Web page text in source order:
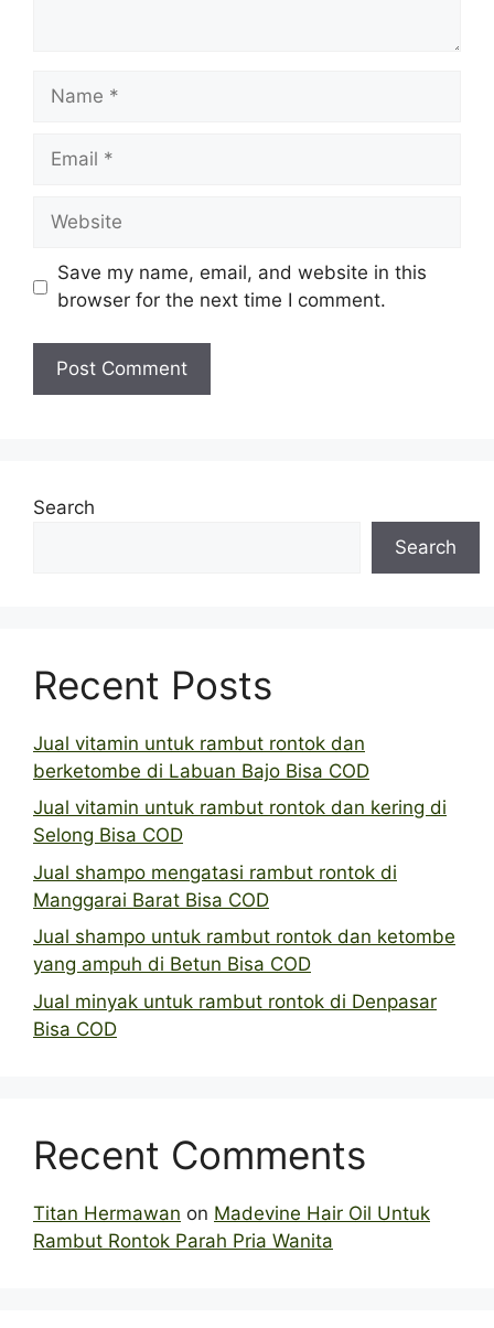
Name
Email
Website
Save my name, email, and website in this
browser for the next time I comment.
Search
Search
Recent Posts
Jual vitamin untuk rambut rontok dan
berketombe di Labuan Bajo Bisa COD
Jual vitamin untuk rambut rontok dan kering di
Selong Bisa COD
Jual shampo mengatasi rambut rontok di
Manggarai Barat Bisa COD
Jual shampo untuk rambut rontok dan ketombe
yang ampuh di Betun Bisa COD
Jual minyak untuk rambut rontok di Denpasar
Bisa COD
Recent Comments
Titan Hermawan on Madevine Hair Oil Untuk
Rambut Rontok Parah Pria Wanita